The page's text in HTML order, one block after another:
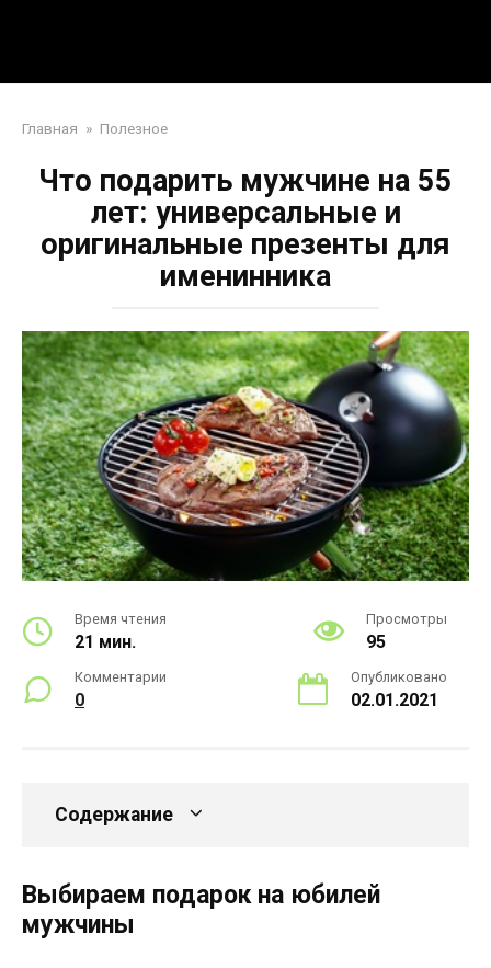
Главная » Полезное
Что подарить мужчине на 55
лет: универсальные и
оригинальные презенты для
именинника
Время чтения
21 мин.
Просмотры
95
Комментарии
0
Опубликовано
02.01.2021
Содержание
Выбираем подарок на юбилей
мужчины